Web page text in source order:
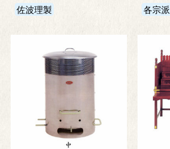
佐波理製
各宗派